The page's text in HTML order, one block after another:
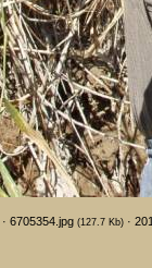
· 6705354.jpg (127.7 Kb) ·